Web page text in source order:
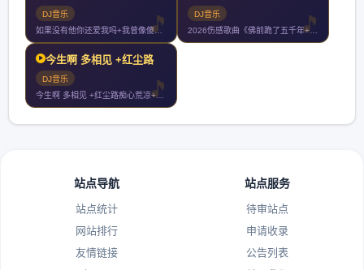
DJ音乐
如果没有他你还爱我吗+我曾像傻子一样爱你+谁+如果最后不是你
DJ音乐
2026伤感歌曲《佛前跪了五千年+佛前求了千百遍+不负如来不
今生啊 多相见 +红尘路
DJ音乐
今生啊 多相见 +红尘路痴心荒凉+我像傻子一样爱你+大风在刮
站点导航
站点统计
网站排行
友情链接
站点服务
待审站点
申请收录
公告列表